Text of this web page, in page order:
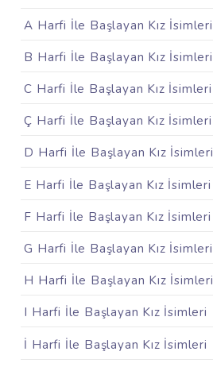
A Harfi İle Başlayan Kız İsimleri
B Harfi İle Başlayan Kız İsimleri
C Harfi İle Başlayan Kız İsimleri
Ç Harfi İle Başlayan Kız İsimleri
D Harfi İle Başlayan Kız İsimleri
E Harfi İle Başlayan Kız İsimleri
F Harfi İle Başlayan Kız İsimleri
G Harfi İle Başlayan Kız İsimleri
H Harfi İle Başlayan Kız İsimleri
I Harfi İle Başlayan Kız İsimleri
İ Harfi İle Başlayan Kız İsimleri